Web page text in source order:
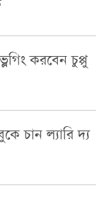
করবেন চুপ্পু
চান ল্যারি দ্য